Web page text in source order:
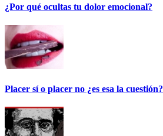
¿Por qué ocultas tu dolor emocional?
Placer sí o placer no ¿es esa la cuestión?